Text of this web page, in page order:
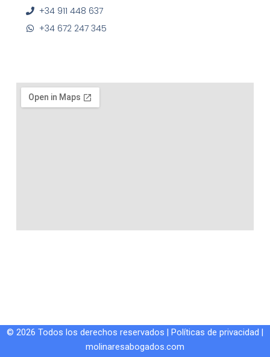
+34 911 448 637
+34 672 247 345
© 2026 Todos los derechos reservados | Políticas de privacidad
molinaresabogados.com